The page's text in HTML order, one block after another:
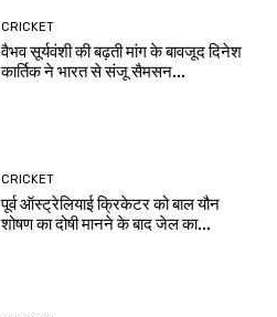
CRICKET
वैभव सूर्यवंशी की बढ़ती मांग के बावजूद दिनेश
कार्तिक ने भारत से संजू सैमसन...
CRICKET
पूर्व ऑस्ट्रेलियाई क्रिकेटर को बाल यौन
शोषण का दोषी मानने के बाद जेल का...